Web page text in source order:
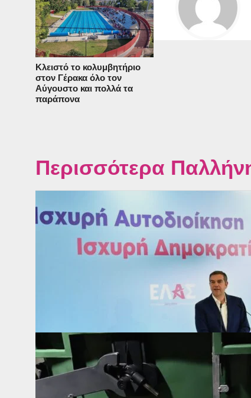
Κλειστό το κολυμβητήριο
στον Γέρακα όλο τον
Αύγουστο και πολλά τα
παράπονα
Περισσότερα